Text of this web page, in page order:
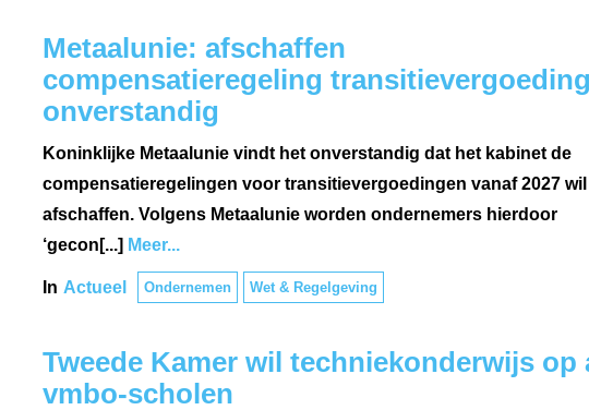
Metaalunie: afschaffen
compensatieregeling transitievergoeding
onverstandig
Koninklijke Metaalunie vindt het onverstandig dat het kabinet de
compensatieregelingen voor transitievergoedingen vanaf 2027 wil
afschaffen. Volgens Metaalunie worden ondernemers hierdoor
‘gecon[...] Meer...
In Actueel Ondernemen Wet & Regelgeving
Tweede Kamer wil techniekonderwijs op
vmbo-scholen